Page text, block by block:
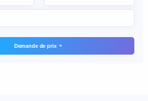
Demande de prix